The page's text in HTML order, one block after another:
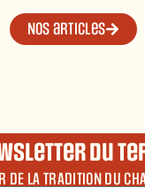
Nos articles
du
DE LA TRADITION DU